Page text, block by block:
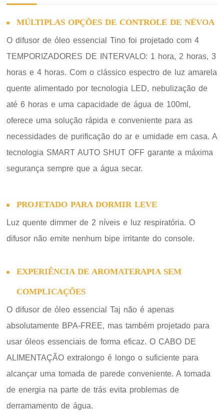
MÚLTIPLAS OPÇÕES DE CONTROLE DE NÉVOA
O difusor de óleo essencial Tino foi projetado com 4
TEMPORIZADORES DE INTERVALO: 1 hora, 2 horas, 3
horas e 4 horas. Com o clássico espectro de luz amarela
quente alimentado por tecnologia LED, nebulização de
até 6 horas e uma capacidade de água de 100ml,
oferece uma solução rápida e conveniente para as
necessidades de purificação do ar e umidade em casa. A
tecnologia SMART AUTO SHUT OFF garante a máxima
segurança sempre que a água secar.
PROJETADO PARA DORMIR LEVE
Luz quente dimmer de 2 níveis e luz respiratória. O
difusor não emite nenhum bipe irritante do console.
EXPERIÊNCIA DE AROMATERAPIA SEM
COMPLICAÇÕES
O difusor de óleo essencial Taj não é apenas
absolutamente BPA-FREE, mas também projetado para
usar óleos essenciais de forma eficaz. O CABO DE
ALIMENTAÇÃO extralongo é longo o suficiente para
alcançar uma tomada de parede conveniente. A tomada
de energia na parte de trás evita problemas de
derramamento de água.